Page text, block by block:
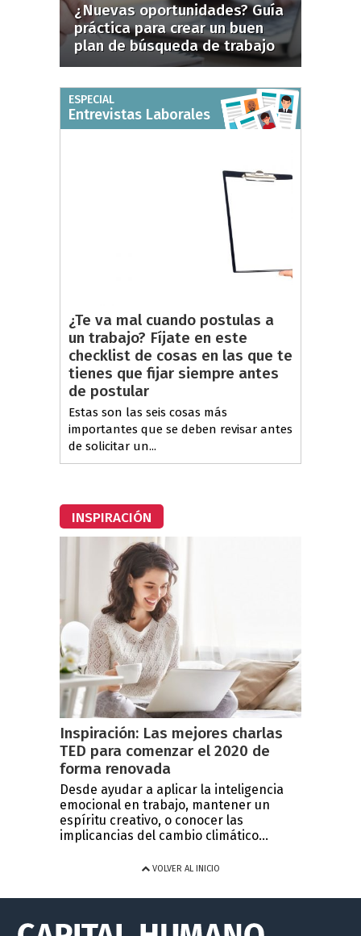
¿Nuevas oportunidades? Guía
práctica para crear un buen
plan de búsqueda de trabajo
ESPECIAL
Entrevistas Laborales
¿Te va mal cuando postulas a
un trabajo? Fíjate en este
checklist de cosas en las que te
tienes que fijar siempre antes
de postular
Estas son las seis cosas más
importantes que se deben revisar antes
de solicitar un...
INSPIRACIÓN
Inspiración: Las mejores charlas
TED para comenzar el 2020 de
forma renovada
Desde ayudar a aplicar la inteligencia
emocional en trabajo, mantener un
espíritu creativo, o conocer las
implicancias del cambio climático...
VOLVER AL INICIO